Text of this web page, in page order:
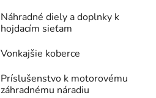
Náhradné diely a doplnky k
hojdacím sieťam
Vonkajšie koberce
Príslušenstvo k motorovému
záhradnému náradiu